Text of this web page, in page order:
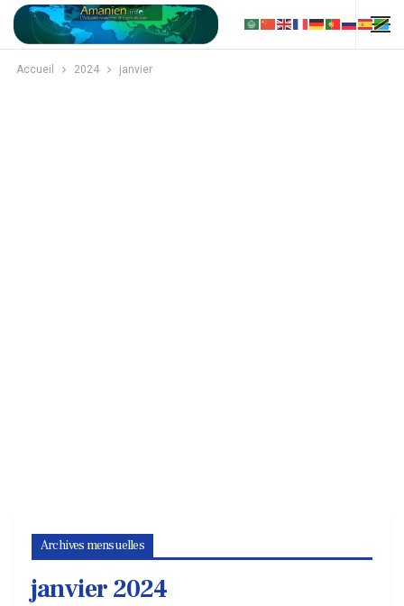
Accueil 2024 janvier
Archives mensuelles
janvier 2024